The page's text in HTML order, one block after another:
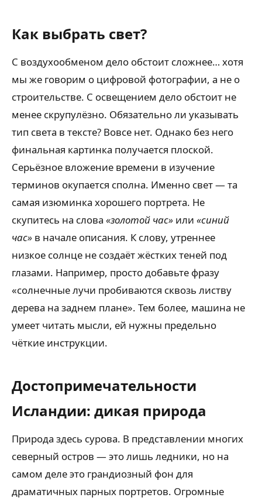
Как выбрать свет?
С воздухообменом дело обстоит сложнее… хотя
мы же говорим о цифровой фотографии, а не о
строительстве. С освещением дело обстоит не
менее скрупулёзно. Обязательно ли указывать
тип света в тексте? Вовсе нет. Однако без него
финальная картинка получается плоской.
Серьёзное вложение времени в изучение
терминов окупается сполна. Именно свет — та
самая изюминка хорошего портрета. Не
скупитесь на слова «золотой час» или «синий
час» в начале описания. К слову, утреннее
низкое солнце не создаёт жёстких теней под
глазами. Например, просто добавьте фразу
«солнечные лучи пробиваются сквозь листву
дерева на заднем плане». Тем более, машина не
умеет читать мысли, ей нужны предельно
чёткие инструкции.
Достопримечательности
Исландии: дикая природа
Природа здесь сурова. В представлении многих
северный остров — это лишь ледники, но на
самом деле это грандиозный фон для
драматичных парных портретов. Огромные